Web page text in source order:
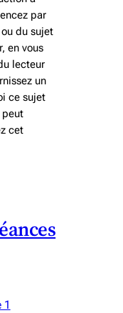
par
du sujet
en vous
lecteur
un
ce sujet
cet
1